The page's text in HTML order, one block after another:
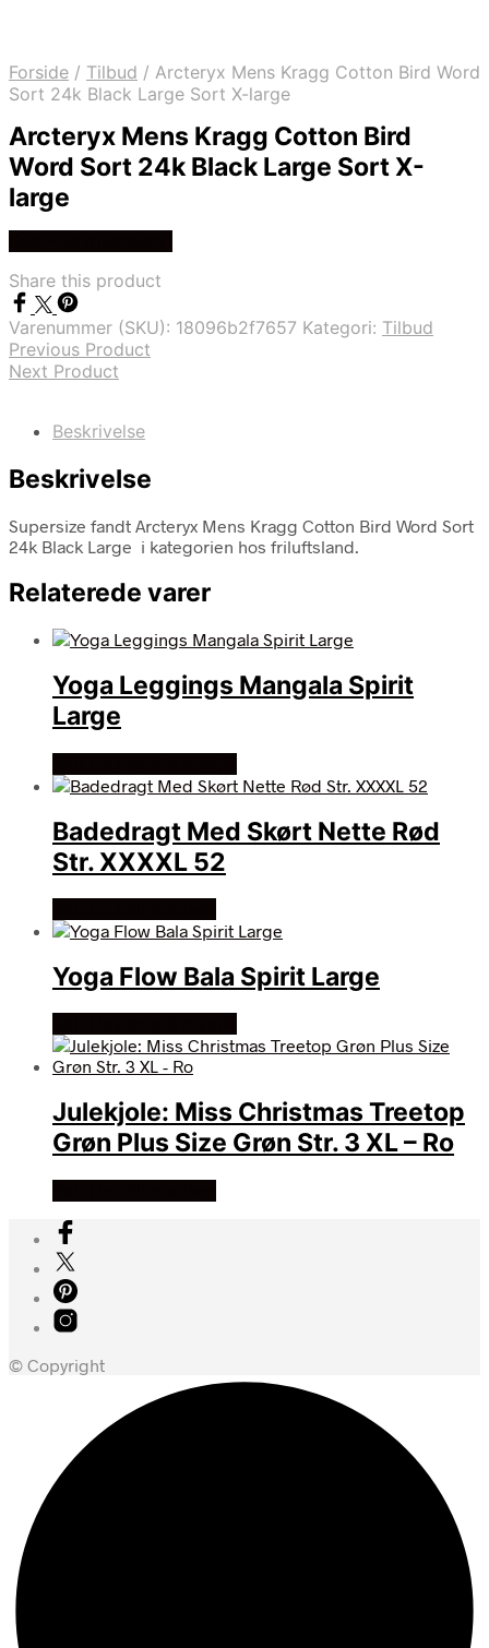
Forside / Tilbud / Arcteryx Mens Kragg Cotton Bird Word
Sort 24k Black Large Sort X-large
Arcteryx Mens Kragg Cotton Bird
Word Sort 24k Black Large Sort X-
large
Share this product
Varenummer (SKU): 18096b2f7657 Kategori: Tilbud
Previous Product
Next Product
Beskrivelse
Beskrivelse
Supersize fandt Arcteryx Mens Kragg Cotton Bird Word Sort
24k Black Large i kategorien hos friluftsland.
Relaterede varer
Yoga Leggings Mangala Spirit
Large
Badedragt Med Skørt Nette Rød
Str. XXXXL 52
Yoga Flow Bala Spirit Large
Julekjole: Miss Christmas Treetop
Grøn Plus Size Grøn Str. 3 XL – Ro
© Copyright